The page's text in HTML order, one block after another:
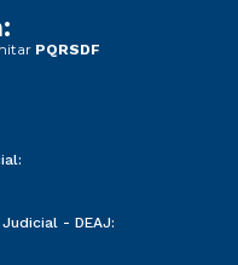
PQRSDF
- DEAJ: